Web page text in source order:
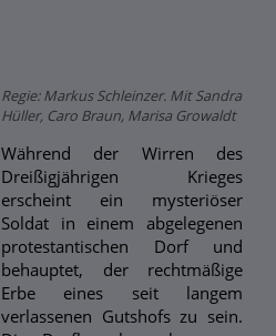
Regie: Markus Schleinzer. Mit Sandra
Hüller, Caro Braun, Marisa Growaldt
Während der Wirren des
Dreißigjährigen Krieges
erscheint ein mysteriöser
Soldat in einem abgelegenen
protestantischen Dorf und
behauptet, der rechtmäßige
Erbe eines seit langem
verlassenen Gutshofs zu sein.